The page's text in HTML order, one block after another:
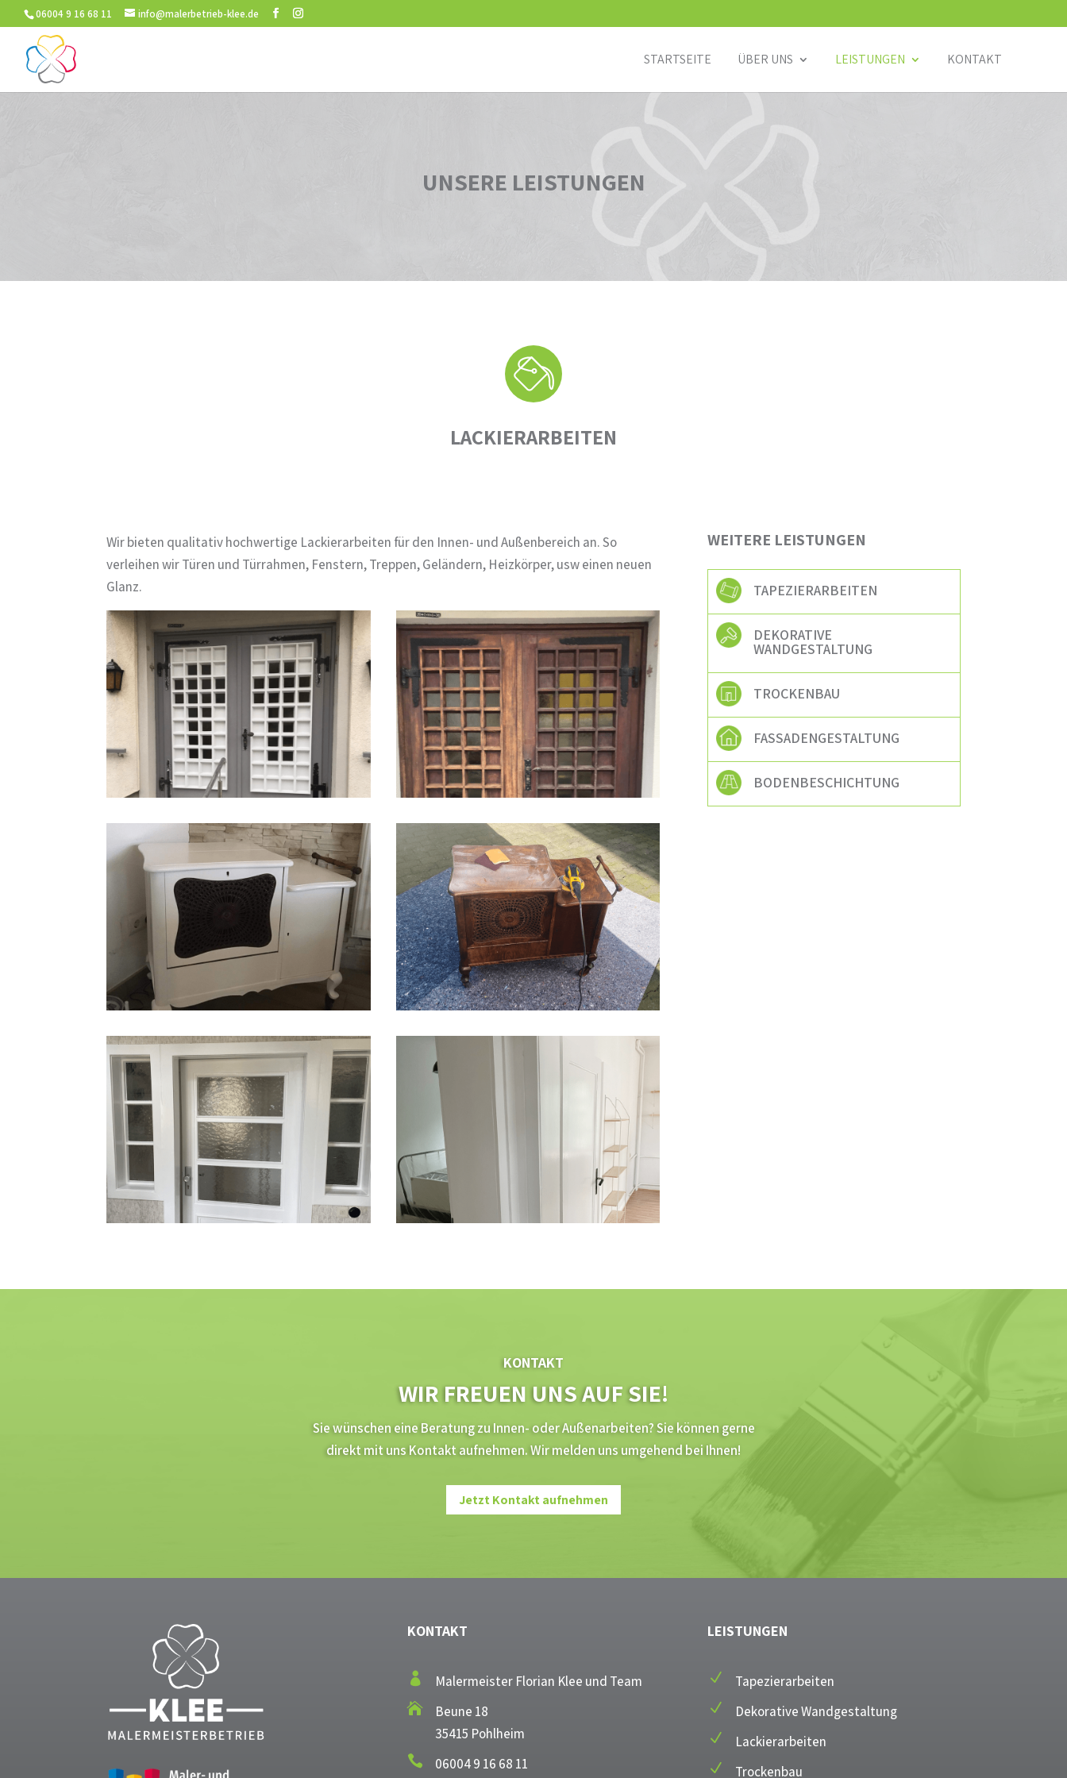
06004 9 16 68 11 info@malerbetrieb-klee.de
STARTSEITE ÜBER UNS LEISTUNGEN KONTAKT
UNSERE LEISTUNGEN
LACKIERARBEITEN
Wir bieten qualitativ hochwertige Lackierarbeiten für den Innen- und Außenbereich an. So
verleihen wir Türen und Türrahmen, Fenstern, Treppen, Geländern, Heizkörper, usw einen neuen
Glanz.
WEITERE LEISTUNGEN
TAPEZIERARBEITEN
DEKORATIVE
WANDGESTALTUNG
TROCKENBAU
FASSADENGESTALTUNG
BODENBESCHICHTUNG
KONTAKT
WIR FREUEN UNS AUF SIE!
Sie wünschen eine Beratung zu Innen- oder Außenarbeiten? Sie können gerne
direkt mit uns Kontakt aufnehmen. Wir melden uns umgehend bei Ihnen!
Jetzt Kontakt aufnehmen
KONTAKT
 Malermeister Florian Klee und Team

Beune 18
35415 Pohlheim
 06004 9 16 68 11
LEISTUNGEN
N Tapezierarbeiten
N Dekorative Wandgestaltung
N Lackierarbeiten
N Trockenbau